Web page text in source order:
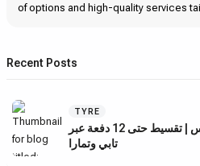
of options and high-quality services
Recent Posts
TYRE
كفرات بالتقسيط في كفرات بلس | تقسيط حتى 12 دفعة عبر
تابي وتمارا